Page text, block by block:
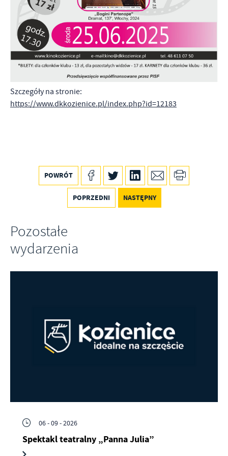
Szczegóły na stronie:
https://www.dkkozienice.pl/index.php?id=12183
POWRÓT
POPRZEDNI NASTĘPNY
Pozostałe
wydarzenia
06 - 09 - 2026
Spektakl teatralny „Panna Julia”
Promocyjne pliki cookies służą do prezentowania Ci naszych
komunikatów na podstawie analizy Twoich upodobań oraz Twoich
zwyczajów dotyczących przeglądanej witryny internetowej. Treści
promocyjne mogą pojawić się na stronach podmiotów trzecich lub
firm będących naszymi partnerami oraz innych dostawców usług.
Firmy te działają w charakterze pośredników prezentujących nasze
treści w postaci wiadomości, ofert, komunikatów mediów
społecznościowych.
Więcej